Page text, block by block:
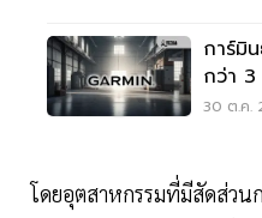
การ์มิ
กว่า
แห่งแ
30 ต.ค.
โดยอุตสาหกรรมที่มีสัดส่วน